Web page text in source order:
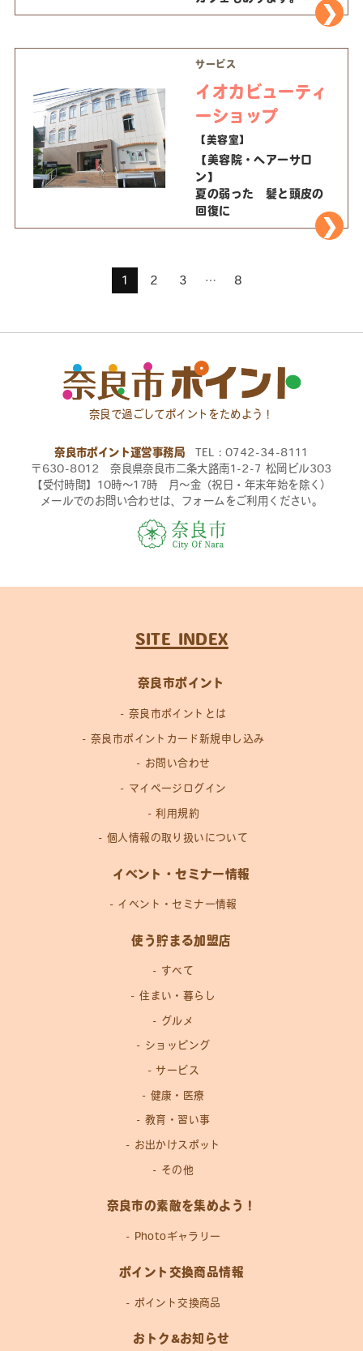
サービス
イオカビューティ
ーショップ
【美容室】
【美容院・ヘアーサロ
ン】
夏の弱った 髪と頭皮の
回復に
1 2 3 … 8
奈良で過ごしてポイントをためよう！
奈良市ポイント運営事務局 TEL：0742-34-8111
〒630-8012 奈良県奈良市二条大路南1-2-7 松岡ビル303
【受付時間】10時〜17時 月〜金（祝日・年末年始を除く）
メールでのお問い合わせは、フォームをご利用ください。
SITE INDEX
奈良市ポイント
奈良市ポイントとは
奈良市ポイントカード新規申し込み
お問い合わせ
マイページログイン
利用規約
個人情報の取り扱いについて
イベント・セミナー情報
イベント・セミナー情報
使う貯まる加盟店
すべて
住まい・暮らし
グルメ
ショッピング
サービス
健康・医療
教育・習い事
お出かけスポット
その他
奈良市の素敵を集めよう！
Photoギャラリー
ポイント交換商品情報
ポイント交換商品
おトク&お知らせ